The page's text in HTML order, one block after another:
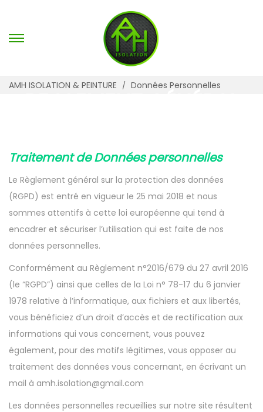
P
a
l
a
n
a
v
P
a
u
c
o
n
t
AMH ISOLATION & PEINTURE Données Personnelles
Traitement de Données personnelles
Le Règlement général sur la protection des données
(RGPD) est entré en vigueur le 25 mai 2018 et nous
sommes attentifs à cette loi européenne qui tend à
encadrer et sécuriser l’utilisation qui est faite de nos
données personnelles.
Conformément au Règlement n°2016/679 du 27 avril 2016
(le “RGPD”) ainsi que celles de la Loi n° 78-17 du 6 janvier
1978 relative à l’informatique, aux fichiers et aux libertés,
vous bénéficiez d’un droit d’accès et de rectification aux
informations qui vous concernent, vous pouvez
également, pour des motifs légitimes, vous opposer au
traitement des données vous concernant, en écrivant un
mail à amh.isolation@gmail.com
Les données personnelles recueillies sur notre site résultent